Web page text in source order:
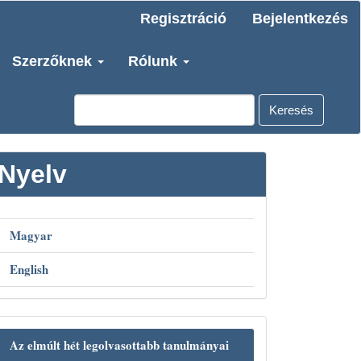
Regisztráció Bejelentkezés
Szerzőknek Rólunk
Keresés
Nyelv
Magyar
English
Az elmúlt hét legolvasottabb tanulmányai